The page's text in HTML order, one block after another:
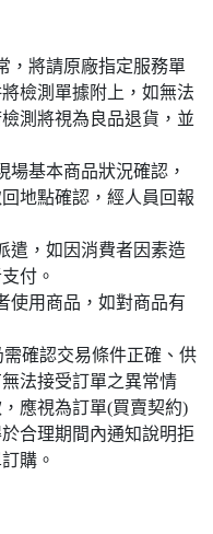
，將請原廠指定服務單
檢測單據附上，如無法
測將視為良品退貨，並
基本商品狀況確認，
地點確認，經人員回報
遣，如因消費者因素造
付。
使用商品，如對商品有
確認交易條件正確、供
法接受訂單之異常情
應視為訂單(買賣契約)
合理期間內通知說明拒
購。